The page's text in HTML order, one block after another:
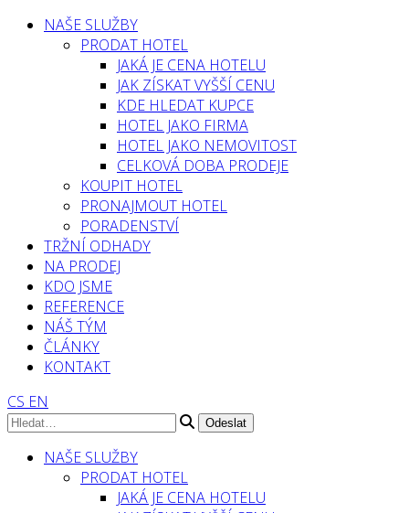
NAŠE SLUŽBY
PRODAT HOTEL
JAKÁ JE CENA HOTELU
JAK ZÍSKAT VYŠŠÍ CENU
KDE HLEDAT KUPCE
HOTEL JAKO FIRMA
HOTEL JAKO NEMOVITOST
CELKOVÁ DOBA PRODEJE
KOUPIT HOTEL
PRONAJMOUT HOTEL
PORADENSTVÍ
TRŽNÍ ODHADY
NA PRODEJ
KDO JSME
REFERENCE
NÁŠ TÝM
ČLÁNKY
KONTAKT
CS EN
NAŠE SLUŽBY
PRODAT HOTEL
JAKÁ JE CENA HOTELU